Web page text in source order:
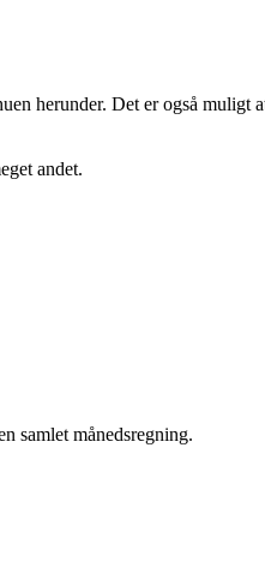
herunder. Det er også
andet.
samlet månedsregning.